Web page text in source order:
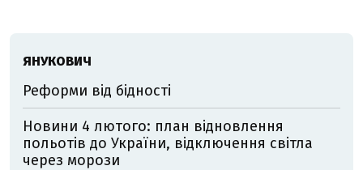
ЯНУКОВИЧ
Реформи від бідності
Новини 4 лютого: план відновлення
польотів до України, відключення світла
через морози